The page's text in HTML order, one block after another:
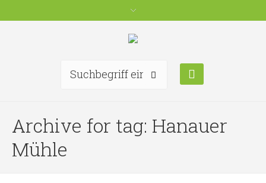
Archive for tag: Hanauer
Mühle